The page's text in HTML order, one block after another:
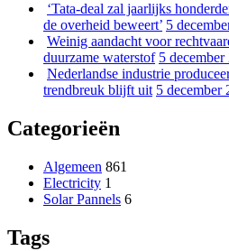
‘Tata-deal zal jaarlijks
de overheid beweert’ 5
Weinig aandacht voor
duurzame waterstof 5 december
Nederlandse industrie
trendbreuk blijft uit 5 december
Categorieën
Algemeen 861
Electricity 1
Solar Pannels 6
Tags